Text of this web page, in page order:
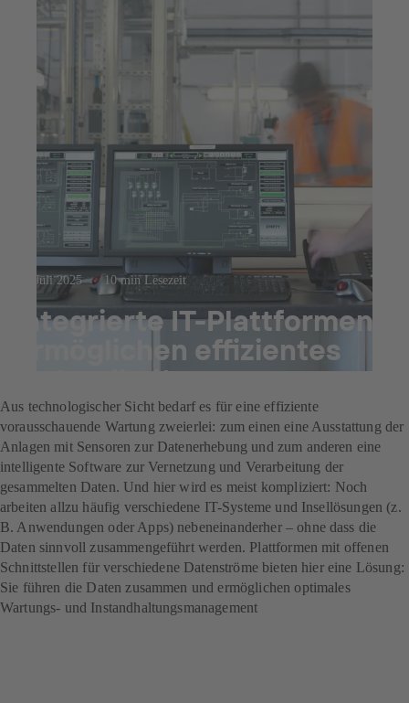
23. Juli 2025 10 min Lesezeit
Integrierte IT-Plattformen
ermöglichen effizientes
Aus technologischer Sicht bedarf es für eine effiziente
vorausschauende Wartung zweierlei: zum einen eine Ausstattung der
Anlagen mit Sensoren zur Datenerhebung und zum anderen eine
intelligente Software zur Vernetzung und Verarbeitung der
gesammelten Daten. Und hier wird es meist kompliziert: Noch
arbeiten allzu häufig verschiedene IT-Systeme und Insellösungen (z.
B. Anwendungen oder Apps) nebeneinanderher – ohne dass die
Daten sinnvoll zusammengeführt werden. Plattformen mit offenen
Schnittstellen für verschiedene Datenströme bieten hier eine Lösung:
Sie führen die Daten zusammen und ermöglichen optimales
Wartungs- und Instandhaltungsmanagement